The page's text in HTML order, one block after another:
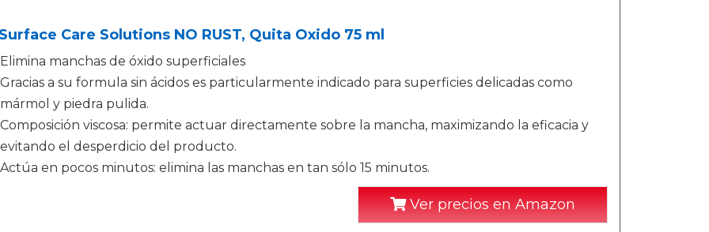
Care Solutions NO RUST, Quita Oxido 75 ml
Elimina manchas de óxido superficiales
Gracias a su formula sin ácidos es particularmente indicado para superficies delicadas como
mármol y piedra pulida.
Composición viscosa: permite actuar directamente sobre la mancha, maximizando la eficacia y
evitando el desperdicio del producto.
Actúa en pocos minutos: elimina las manchas en tan sólo 15 minutos.
Ver precios en Amazon